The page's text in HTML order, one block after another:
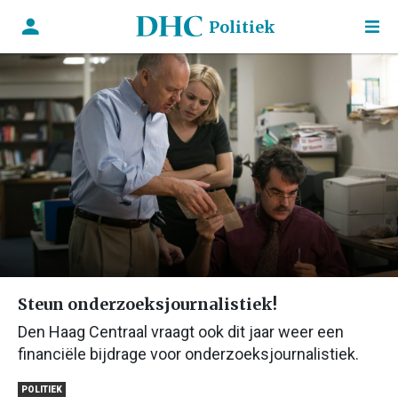
Politiek
Steun onderzoeksjournalistiek!
Den Haag Centraal vraagt ook dit jaar weer een
financiële bijdrage voor onderzoeksjournalistiek.
POLITIEK